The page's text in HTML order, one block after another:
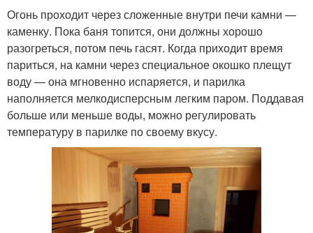
Огонь проходит через сложенные внутри печи камни —
каменку. Пока баня топится, они должны хорошо
разогреться, потом печь гасят. Когда приходит время
париться, на камни через специальное окошко плещут
воду — она мгновенно испаряется, и парилка
наполняется мелкодисперсным легким паром. Поддавая
больше или меньше воды, можно регулировать
температуру в парилке по своему вкусу.